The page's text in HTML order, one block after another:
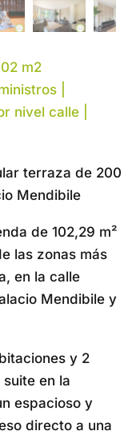
m2
|
nivel calle |
terraza de 200
Mendibile
de 102,29 m²
las zonas más
en la calle
Mendibile y
y 2
en la
espacioso y
directo a una